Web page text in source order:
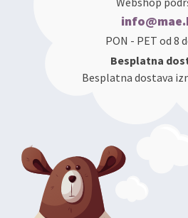
PON - PET od 8
Besplatna
Besplatna dostava